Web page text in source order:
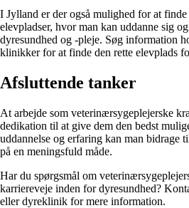
I Jylland er der også mulighed for at
elevpladser, hvor man kan uddanne sig
dyresundhed og -pleje. Søg information
klinikker for at finde den rette elevplads
Afsluttende tanker
At arbejde som veterinærsygeplejerske
dedikation til at give dem den bedst
uddannelse og erfaring kan man bidrage
på en meningsfuld måde.
Har du spørgsmål om
karriereveje inden for dyresundhed?
eller dyreklinik for mere information.